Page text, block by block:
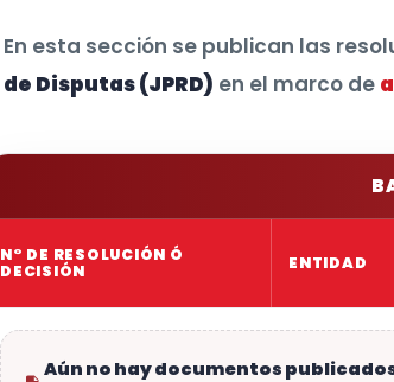
En esta sección se publican las
de Disputas (JPRD) en el marco de
N° DE RESOLUCIÓN Ó
DECISIÓN
ENTIDAD
Aún no hay documentos